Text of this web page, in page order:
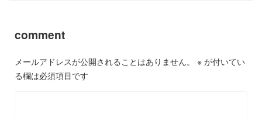
comment
メールアドレスが公開されることはありません。 ※ が付いてい
る欄は必須項目です